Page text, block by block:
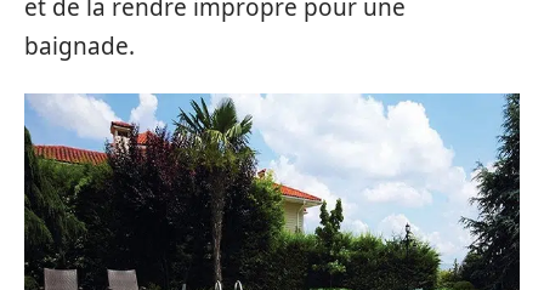
et de la rendre impropre pour une
baignade.